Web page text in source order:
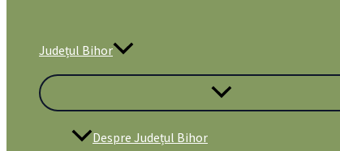
Județul Bihor
Despre Județul Bihor